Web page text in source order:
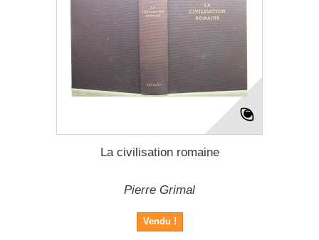
La civilisation romaine
Pierre Grimal
Vendu !